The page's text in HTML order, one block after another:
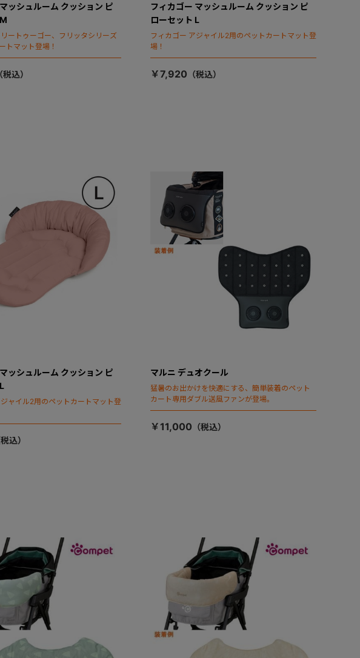
ッシュルーム クッション ピ
ートゥーゴー、フリッタシリーズ
トマット登場！
フィカゴー マッシュルーム クッション ピ
ローセット L
フィカゴー アジャイル2用のペットカートマット登
場！
￥7,920
ッシュルーム クッション ピ
ャイル2用のペットカートマット登
マルニ デュオクール
猛暑のお出かけを快適にする、簡単装着のペット
カート専用ダブル送風ファンが登場。
￥11,000